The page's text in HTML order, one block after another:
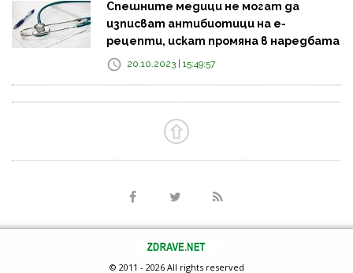
Спешните медици не могат да
изписват антибиотици на е-
рецепти, искат промяна в наредбата
20.10.2023 | 15:49:57
© 2011 - 2026 All rights reserved